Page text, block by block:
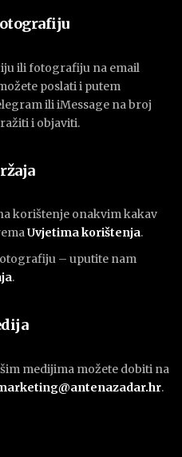
ili fotografiju na email
poslati i putem
ili iMessage na broj
i objaviti.
korištenje onakvim kakav
Uvjetima korištenja.
– uputite nam
.
medijima možete dobiti na
.